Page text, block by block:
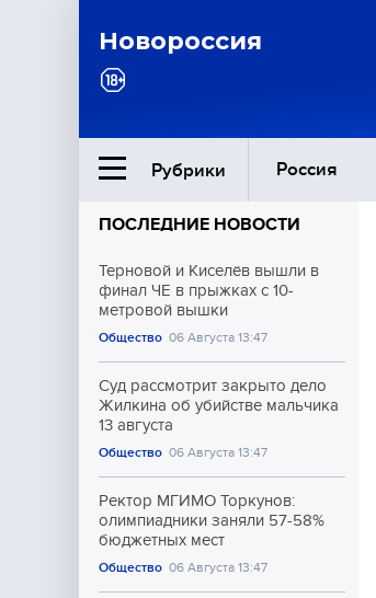
Новороссия
Рубрики Россия
Ближний Восток
Общество
Культура
ПОСЛЕДНИЕ НОВОСТИ
Терновой и Киселёв вышли в
финал ЧЕ в прыжках с 10-
метровой вышки
Общество 06 Августа 13:47
Суд рассмотрит закрыто дело
Жилкина об убийстве мальчика
13 августа
Общество 06 Августа 13:47
Ректор МГИМО Торкунов:
олимпиадники заняли 57-58%
бюджетных мест
Общество 06 Августа 13:47